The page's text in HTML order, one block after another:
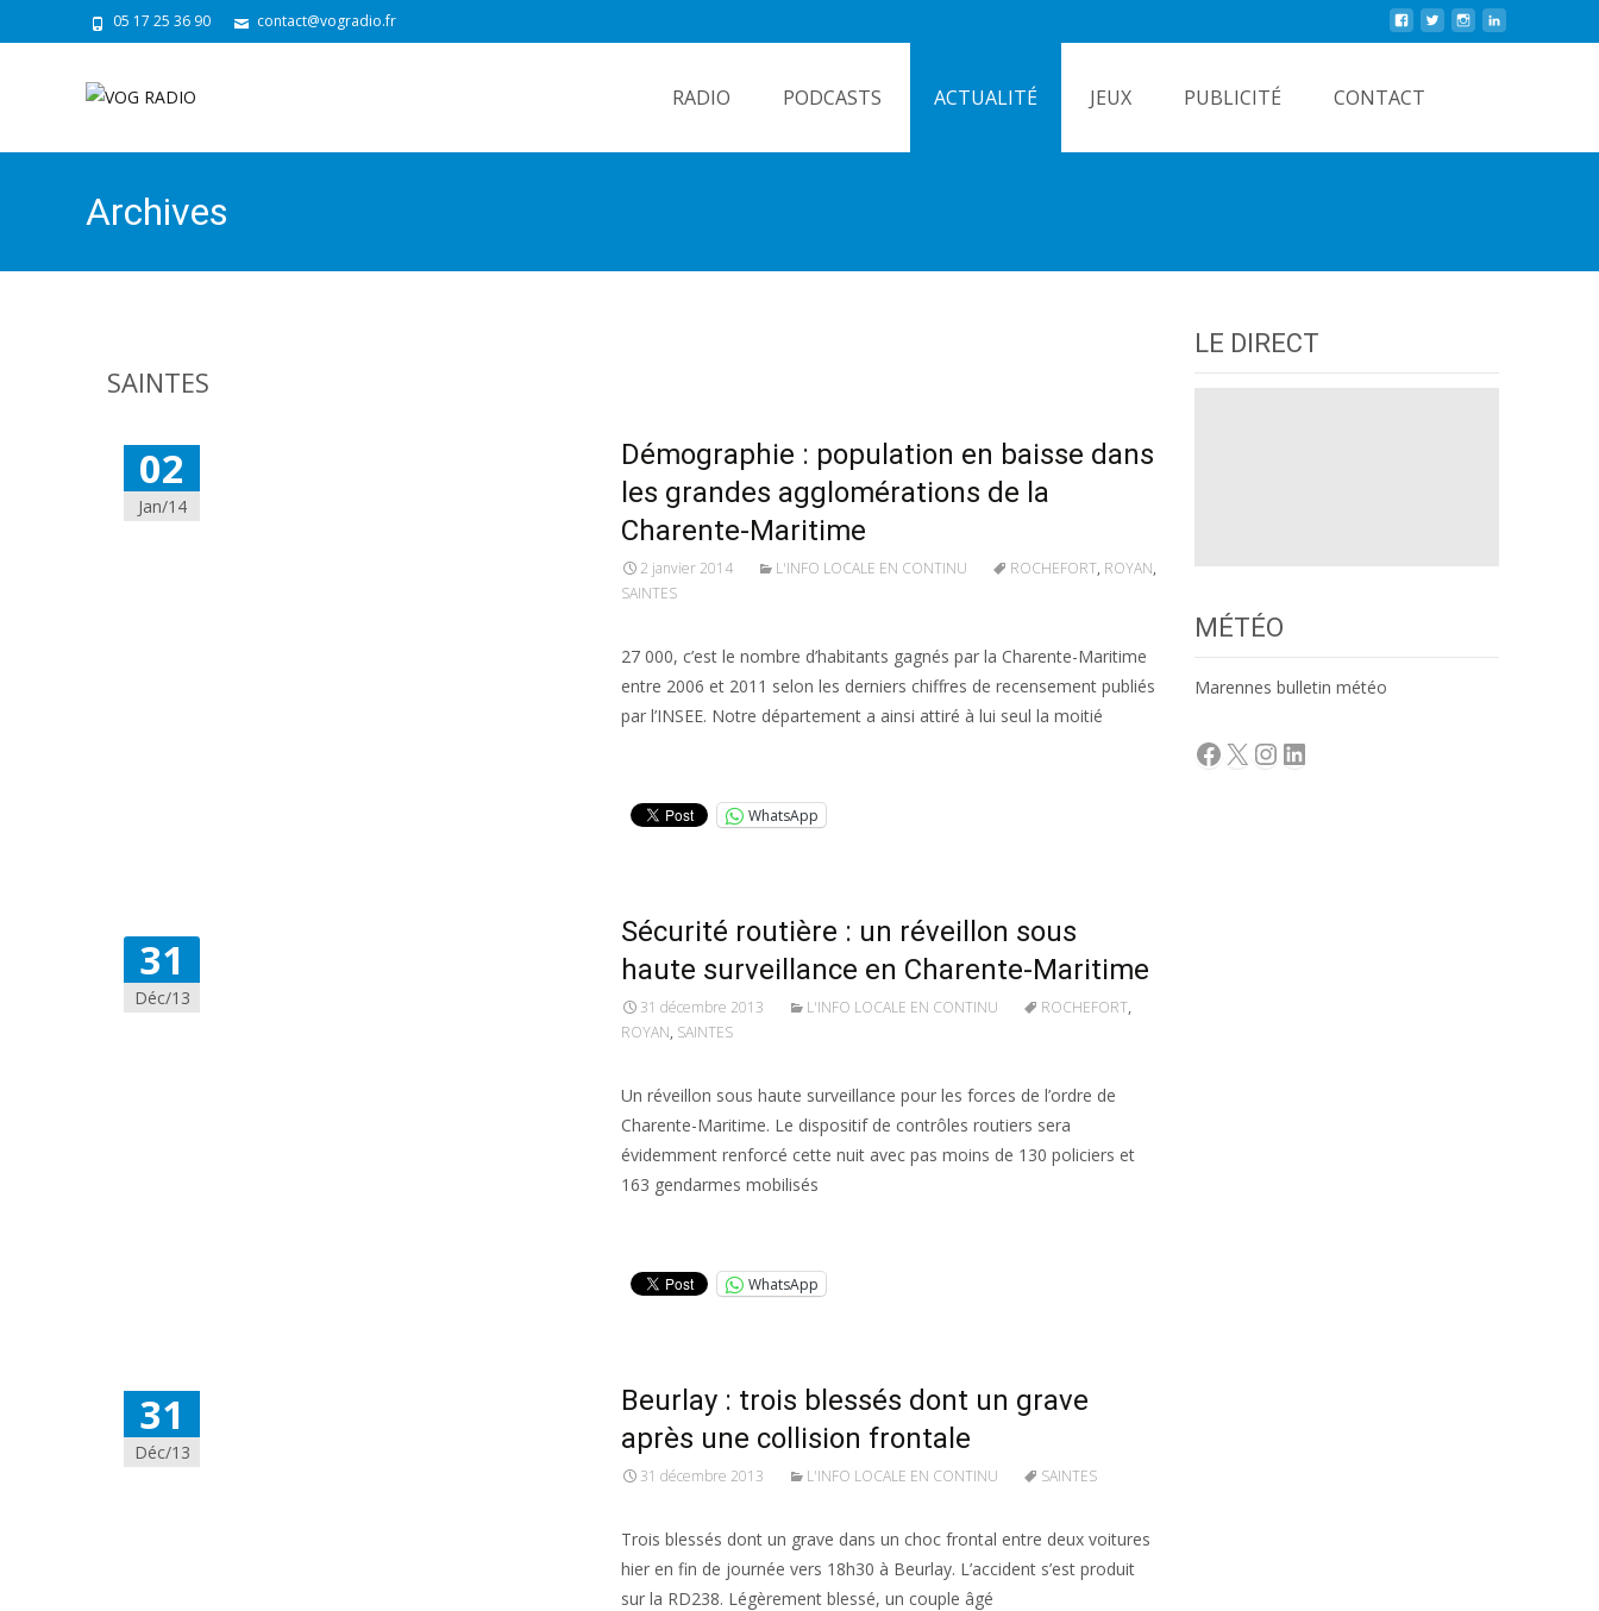
05 17 25 36 90 contact@vogradio.fr
RADIO PODCASTS ACTUALITÉ JEUX PUBLICITÉ CONTACT
Archives
SAINTES
02
Jan/14
Démographie : population en baisse dans
les grandes agglomérations de la
Charente-Maritime
2 janvier 2014 L'INFO LOCALE EN CONTINU ROCHEFORT, ROYAN,
SAINTES
27 000, c’est le nombre d’habitants gagnés par la Charente-Maritime
entre 2006 et 2011 selon les derniers chiffres de recensement publiés
par l’INSEE. Notre département a ainsi attiré à lui seul la moitié
WhatsApp
31
Déc/13
Sécurité routière : un réveillon sous
haute surveillance en Charente-Maritime
31 décembre 2013 L'INFO LOCALE EN CONTINU ROCHEFORT,
ROYAN, SAINTES
Un réveillon sous haute surveillance pour les forces de l’ordre de
Charente-Maritime. Le dispositif de contrôles routiers sera
évidemment renforcé cette nuit avec pas moins de 130 policiers et
163 gendarmes mobilisés
WhatsApp
31
Déc/13
Beurlay : trois blessés dont un grave
après une collision frontale
31 décembre 2013 L'INFO LOCALE EN CONTINU SAINTES
Trois blessés dont un grave dans un choc frontal entre deux voitures
hier en fin de journée vers 18h30 à Beurlay. L’accident s’est produit
sur la RD238. Légèrement blessé, un couple âgé
LE DIRECT
MÉTÉO
Marennes bulletin météo
Facebook
X Instagram
LinkedIn